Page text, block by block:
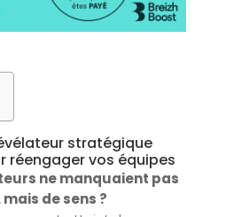
stratégique
réengager vos équipes
ne manquaient pas
de sens ?